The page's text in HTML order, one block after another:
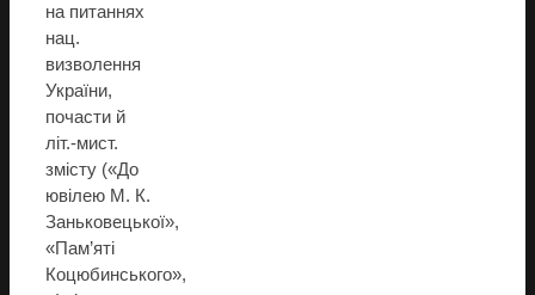
на питаннях
нац.
визволення
України,
почасти й
літ.-мист.
змісту («До
ювілею М. К.
Заньковецької»,
«Пам’яті
Коцюбинського»,